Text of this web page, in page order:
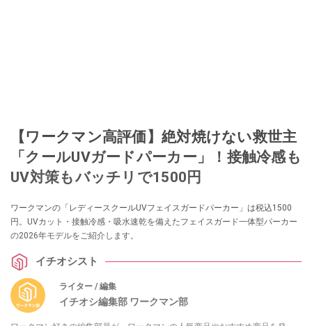
【ワークマン高評価】絶対焼けない救世主
「クールUVガードパーカー」！接触冷感も
UV対策もバッチリで1500円
ワークマンの「レディースクールUVフェイスガードパーカー」は税込1500
円。UVカット・接触冷感・吸水速乾を備えたフェイスガード一体型パーカー
の2026年モデルをご紹介します。
イチオシスト
ライター / 編集
イチオシ編集部 ワークマン部